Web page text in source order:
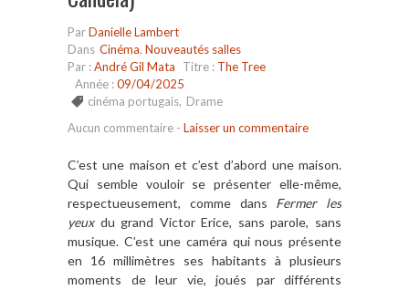
ParDanielle Lambert
Dans Cinéma, Nouveautés salles
Par :André Gil Mata Titre : The Tree
Année :09/04/2025
cinéma portugais, Drame
Aucun commentaire - Laisser un commentaire
C’est une maison et c’est d’abord une maison.
Qui semble vouloir se présenter elle-même,
respectueusement, comme dans Fermer les
yeux du grand Victor Erice, sans parole, sans
musique. C’est une caméra qui nous présente
en 16 millimètres ses habitants à plusieurs
moments de leur vie, joués par différents